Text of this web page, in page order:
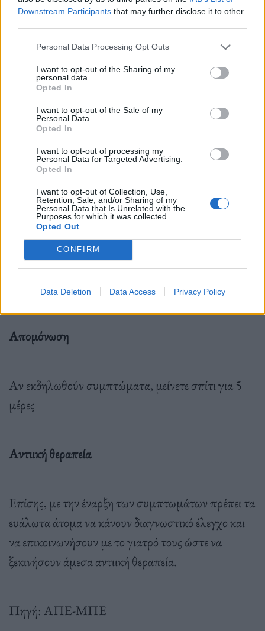
Downstream Participants that may further disclose it to other
Personal Data Processing Opt Outs
I want to opt-out of the Sharing of my
personal data.
Opted In
I want to opt-out of the Sale of my
Personal Data.
Opted In
I want to opt-out of processing my
Personal Data for Targeted Advertising.
Opted In
I want to opt-out of Collection, Use,
Retention, Sale, and/or Sharing of my
Personal Data that Is Unrelated with the
Purposes for which it was collected.
Opted Out
CONFIRM
Data Deletion Data Access Privacy Policy
Ο κ. Μαγιορκίνης συστήνει σε άτομα που ανήκουν
σε ομάδες υψηλού κινδύνου να φορούν μάσκα σε
πολυσύχναστους και κλειστούς χώρους, όπως και
όταν επισκέπτονται υγειονομικές μονάδες.
Πλύσιμο χεριών
Πλένουμε τακτικά τα χέρια με σαπούνι και νερό ή με
απολυμαντικό χεριών. Αποφεύγουμε να ακουμπάμε
τη μύτη και το στόμα αν δεν έχουμε απολυμάνει τα
χέρια μας.
Απομόνωση
Αν εκδηλωθούν συμπτώματα, μείνετε σπίτι για 5
μέρες
Αντιική θεραπεία
Επίσης, με την έναρξη των συμπτωμάτων πρέπει τα
ευάλωτα άτομα να κάνουν διαγνωστικό έλεγχο και
να επικοινωνήσουν με το γιατρό τους ώστε να
ξεκινήσουν άμεσα αντιική θεραπεία.
Πηγή: ΑΠΕ-ΜΠΕ